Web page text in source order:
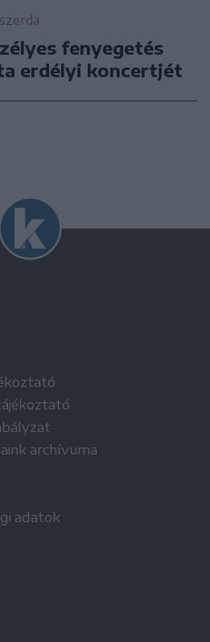
fenyegetés
erdélyi koncertjét
archívuma
adatok